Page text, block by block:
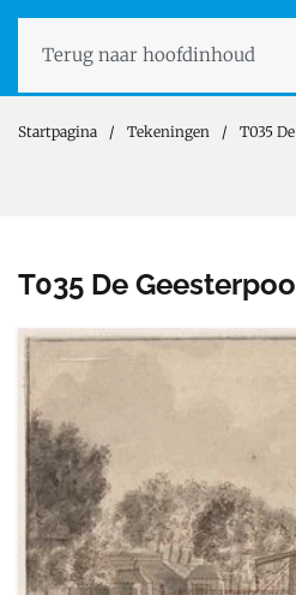
Terug naar hoofdinhoud
Startpagina Tekeningen T035
T035 De